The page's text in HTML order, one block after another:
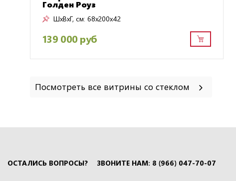
Голден Роуз
ШxВxГ, см: 68x200x42
139 000 руб
Посмотреть все витрины со стеклом
ОСТАЛИСЬ ВОПРОСЫ? ЗВОНИТЕ НАМ: 8 (966) 047-70-07